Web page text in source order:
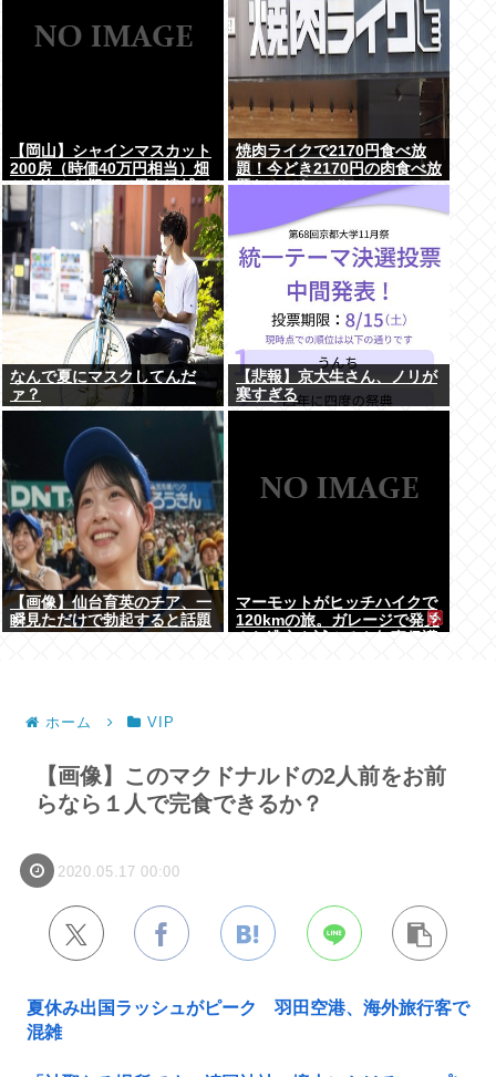
【岡山】シャインマスカット
200房（時価40万円相当）畑
から盗んだ疑いで男を逮捕 ネ
ットで販売
焼肉ライクで2170円食べ放
題！今どき2170円の肉食べ放
題なんてないぞ！
なんで夏にマスクしてんだ
ァ？
【悲報】京大生さん、ノリが
寒すぎる
【画像】仙台育英のチア、一
瞬見ただけで勃起すると話題
マーモットがヒッチハイクで
120kmの旅。ガレージで発見
ホーム VIP
【画像】このマクドナルドの2人前をお前
らなら１人で完食できるか？
2020.05.17 00:00
夏休み出国ラッシュがピーク 羽田空港、海外旅行客で
混雑